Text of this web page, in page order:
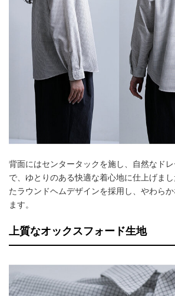
背面にはセンタータックを施し、自然なド
で、ゆとりのある快適な着心地に仕上げま
たラウンドヘムデザインを採用し、やわら
ます。
上質なオックスフォード生地